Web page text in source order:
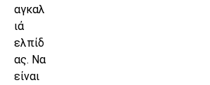
αγκαλ
ιά
ελπίδ
ας. Να
είναι